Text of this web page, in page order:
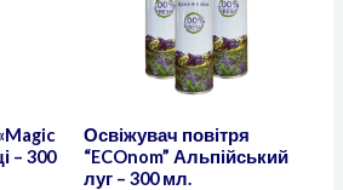
– 300
Освіжувач повітря
“ECOnom” Альпійський
луг – 300 мл.